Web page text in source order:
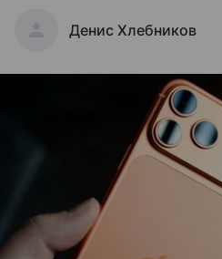
Денис Хлебников